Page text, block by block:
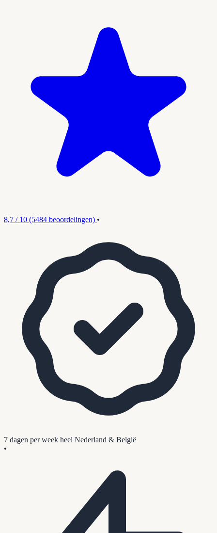
8,7 / 10 (5484 beoordelingen) •
7 dagen per week heel Nederland & België
•